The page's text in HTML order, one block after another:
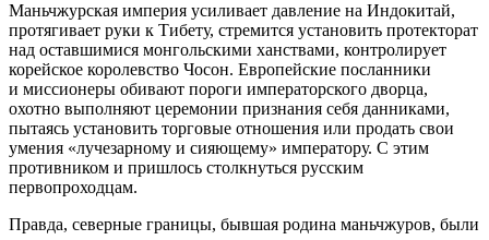
Маньчжурская империя усиливает давление на Индокитай,
протягивает руки к Тибету, стремится установить протекторат
над оставшимися монгольскими ханствами, контролирует
корейское королевство Чосон. Европейские посланники
и миссионеры обивают пороги императорского дворца,
охотно выполняют церемонии признания себя данниками,
пытаясь установить торговые отношения или продать свои
умения «лучезарному и сияющему» императору. С этим
противником и пришлось столкнуться русским
первопроходцам.
Правда, северные границы, бывшая родина маньчжуров, были